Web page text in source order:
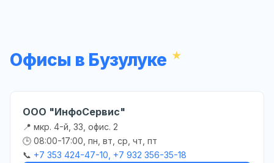
Офисы в Бузулуке
ООО "ИнфоСервис"
📍 мкр. 4-й, 33, офис. 2
🕒 08:00-17:00, пн, вт, ср, чт, пт
📞 +7 353 424-47-10, +7 932 356-35-18